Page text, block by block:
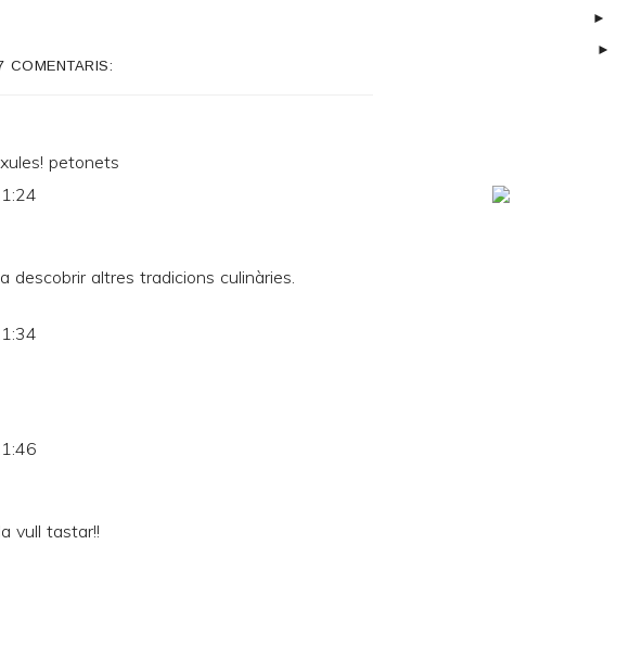
COMENTARIS:
petonets
descobrir altres tradicions culinàries.
vull tastar!!
►
►